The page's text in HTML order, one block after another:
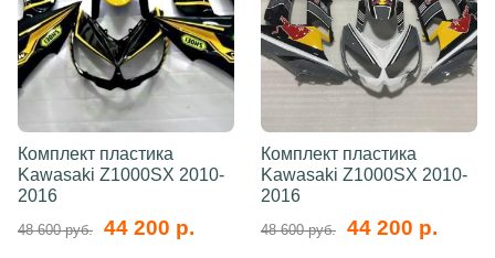
Комплект пластика
Kawasaki Z1000SX 2010-
2016
48 600 руб. 44 200 р.
Комплект пластика
Kawasaki Z1000SX 2010-
2016
48 600 руб. 44 200 р.